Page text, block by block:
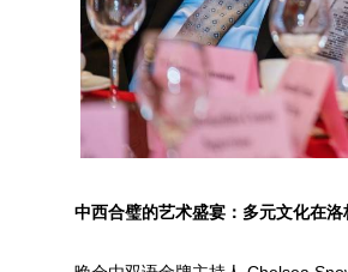
中西合璧的艺术盛宴：多元文化在洛